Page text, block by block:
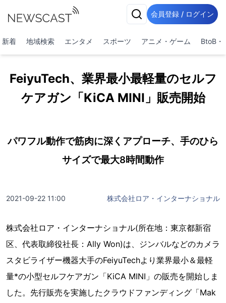
会員登録 / ログイン
新着 地域検索 エンタメ スポーツ アニメ・ゲーム BtoB・
FeiyuTech、業界最小最軽量のセルフ
ケアガン「KiCA MINI」販売開始
パワフル動作で筋肉に深くアプローチ、手のひら
サイズで最大8時間動作
2021-09-22 11:00 株式会社ロア・インターナショナル
株式会社ロア・インターナショナル(所在地：東京都新宿
区、代表取締役社長：Ally Won)は、ジンバルなどのカメラ
スタビライザー機器大手のFeiyuTechより業界最小＆最軽
量*の小型セルフケアガン「KiCA MINI」の販売を開始しま
した。先行販売を実施したクラウドファンディング「Mak